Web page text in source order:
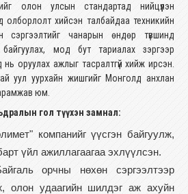
олон улсын стандартад нийцүүлэн
олборлолт хийсэн талбайдаа техникийн
сэргээлтийг чанарын өндөр түвшинд
байгуулах, мод бут тариалах зэргээр
нь оруулах ажлыг тасралтгүй хийж ирсэн.
уул уурхайн жишгийг Монголд анхлан
юм.
гол түүхэн замнал:
компанийг үүсгэн байгуулж,
үйл ажиллагаагаа эхлүүлсэн.
орчны нөхөн сэргээлтээр
олон удаагийн шилдэг аж ахуйн